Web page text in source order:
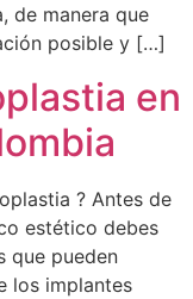
de manera que
posible y […]
en
? Antes de
estético debes
que pueden
los implantes